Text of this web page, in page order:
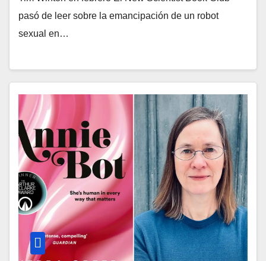
pasó de leer sobre la emancipación de un robot
sexual en…